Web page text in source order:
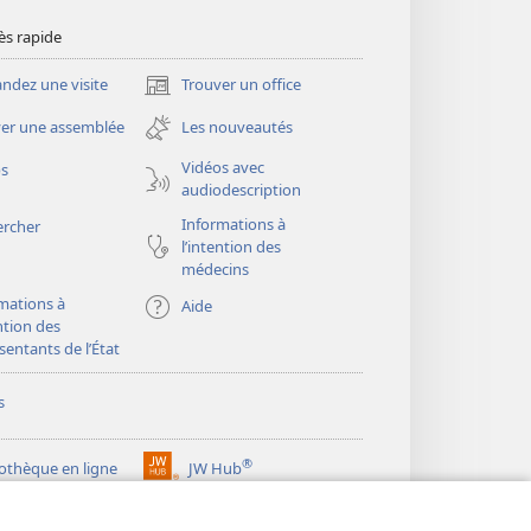
rapide
une visite Trouver un office
(ouvre
une
nouvelle
fenêtre)
une assemblée
Les nouveautés
Vidéos avec
audiodescription
Informations à
l’intention des
médecins
à
des
de l’État
Aide
en ligne JW Hub®
(ouvre